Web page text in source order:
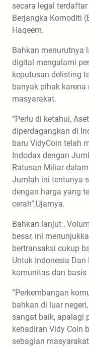
secara legal
Berjangka Komoditi
Haqeem.
Bahkan menurutnya
digital mengalami
keputusan delisting
banyak pihak
masyarakat.
“Perlu di ketahui,
diperdagangkan di
baru VidyCoin telah
Indodax dengan
Ratusan Miliar
Jumlah ini tentunya
dengan harga yang
cerah”,Ujarnya.
Bahkan lanjut ,
besar, ini
bertransaksi cukup
Untuk Indonesia
komunitas dan basis
”Perkembangan
bahkan di luar
sangat baik, apalagi
kehadiran Vidy Coin
sebagian